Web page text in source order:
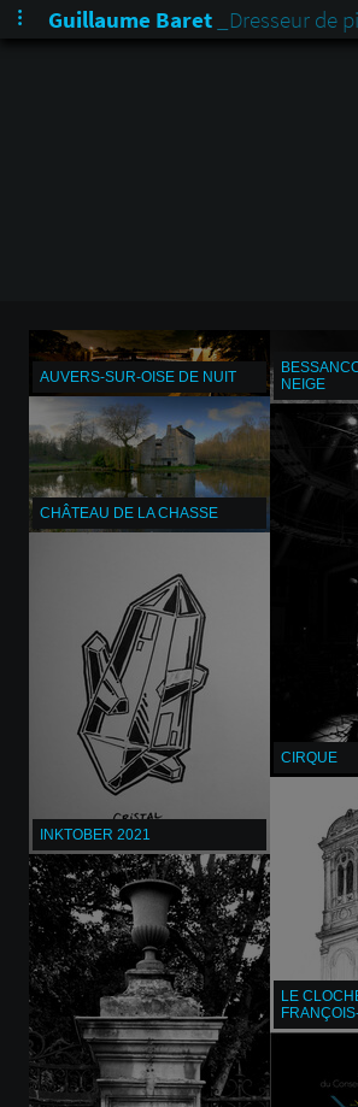
Guillaume Baret _Dresseur de
AUVERS-SUR-OISE DE NUIT
NEIGE
CHÂTEAU DE LA CHASSE
CIRQUE
INKTOBER 2021
LE